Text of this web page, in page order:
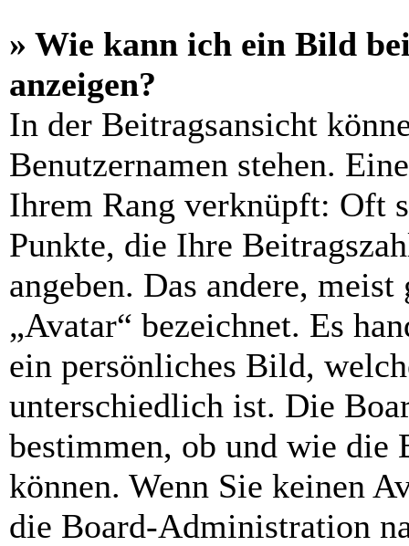
» Wie kann ich ein Bild
anzeigen?
In der Beitragsansicht
Benutzernamen stehen.
Ihrem Rang verknüpft: Oft
Punkte, die Ihre
angeben. Das andere,
„Avatar“ bezeichnet. Es
ein persönliches Bild,
unterschiedlich ist. Die
bestimmen, ob und wie die
können. Wenn Sie keinen
die Board-Administration